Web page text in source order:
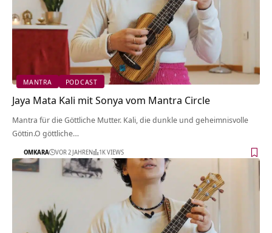
MANTRA PODCAST
Jaya Mata Kali mit Sonya vom Mantra Circle
Mantra für die Göttliche Mutter. Kali, die dunkle und geheimnisvolle
Göttin.O göttliche…
OMKARA VOR 2 JAHREN 1K VIEWS